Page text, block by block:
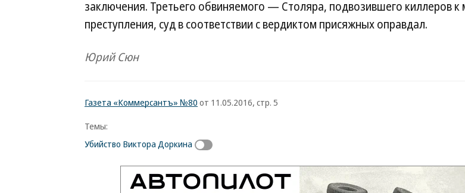
заключения. Третьего обвиняемого — Столяра, подвозившего киллеров к
преступления, суд в соответствии с вердиктом присяжных оправдал.
Юрий Сюн
Газета «Коммерсантъ» №80 от 11.05.2016, стр. 5
Темы:
Убийство Виктора Доркина